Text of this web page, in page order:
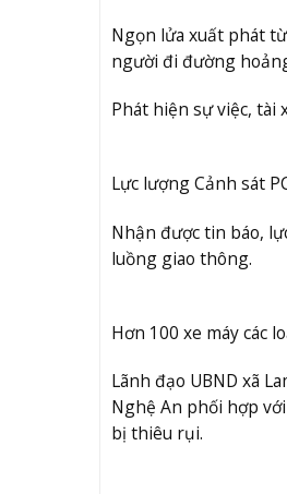
Ngọn lửa xuất phát
người đi đường
Phát hiện sự việc, tài
Lực lượng Cảnh sát
Nhận được tin báo,
luồng giao thông.
Hơn 100 xe máy các
Lãnh đạo UBND xã
Nghệ An phối hợp
bị thiêu rụi.